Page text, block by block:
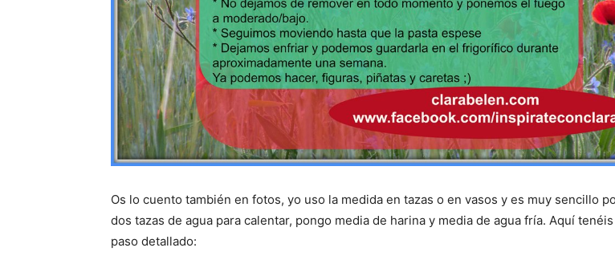
Os lo cuento también en fotos, yo uso la medida en tazas o en vasos y es muy sencillo
dos tazas de agua para calentar, pongo media de harina y media de agua fría. Aquí
paso detallado: